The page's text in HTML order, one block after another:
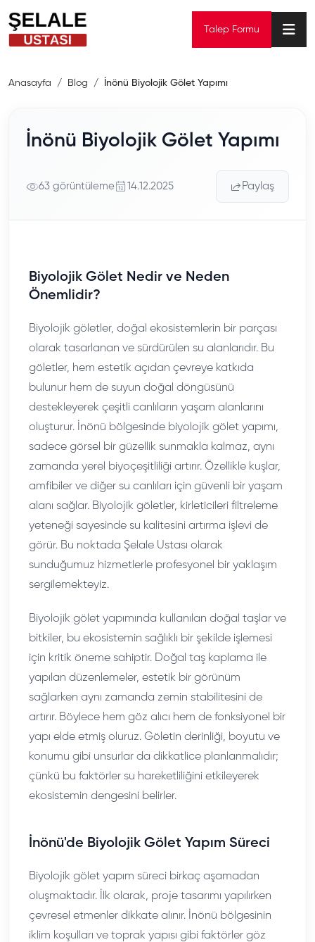
Talep Formu
Anasayfa Blog İnönü Biyolojik Gölet Yapımı
İnönü Biyolojik Gölet Yapımı
63 görüntüleme 14.12.2025 Paylaş
Biyolojik Gölet Nedir ve Neden
Önemlidir?
Biyolojik göletler, doğal ekosistemlerin bir parçası
olarak tasarlanan ve sürdürülen su alanlarıdır. Bu
göletler, hem estetik açıdan çevreye katkıda
bulunur hem de suyun doğal döngüsünü
destekleyerek çeşitli canlıların yaşam alanlarını
oluşturur. İnönü bölgesinde biyolojik gölet yapımı,
sadece görsel bir güzellik sunmakla kalmaz, aynı
zamanda yerel biyoçeşitliliği artırır. Özellikle kuşlar,
amfibiler ve diğer su canlıları için güvenli bir yaşam
alanı sağlar. Biyolojik göletler, kirleticileri filtreleme
yeteneği sayesinde su kalitesini artırma işlevi de
görür. Bu noktada Şelale Ustası olarak
sunduğumuz hizmetlerle profesyonel bir yaklaşım
sergilemekteyiz.
Biyolojik gölet yapımında kullanılan doğal taşlar ve
bitkiler, bu ekosistemin sağlıklı bir şekilde işlemesi
için kritik öneme sahiptir. Doğal taş kaplama ile
yapılan düzenlemeler, estetik bir görünüm
sağlarken aynı zamanda zemin stabilitesini de
artırır. Böylece hem göz alıcı hem de fonksiyonel bir
yapı elde etmiş oluruz. Göletin derinliği, boyutu ve
konumu gibi unsurlar da dikkatlice planlanmalıdır;
çünkü bu faktörler su hareketliliğini etkileyerek
ekosistemin dengesini belirler.
İnönü'de Biyolojik Gölet Yapım Süreci
Biyolojik gölet yapım süreci birkaç aşamadan
oluşmaktadır. İlk olarak, proje tasarımı yapılırken
çevresel etmenler dikkate alınır. İnönü bölgesinin
iklim koşulları ve toprak yapısı gibi faktörler göz